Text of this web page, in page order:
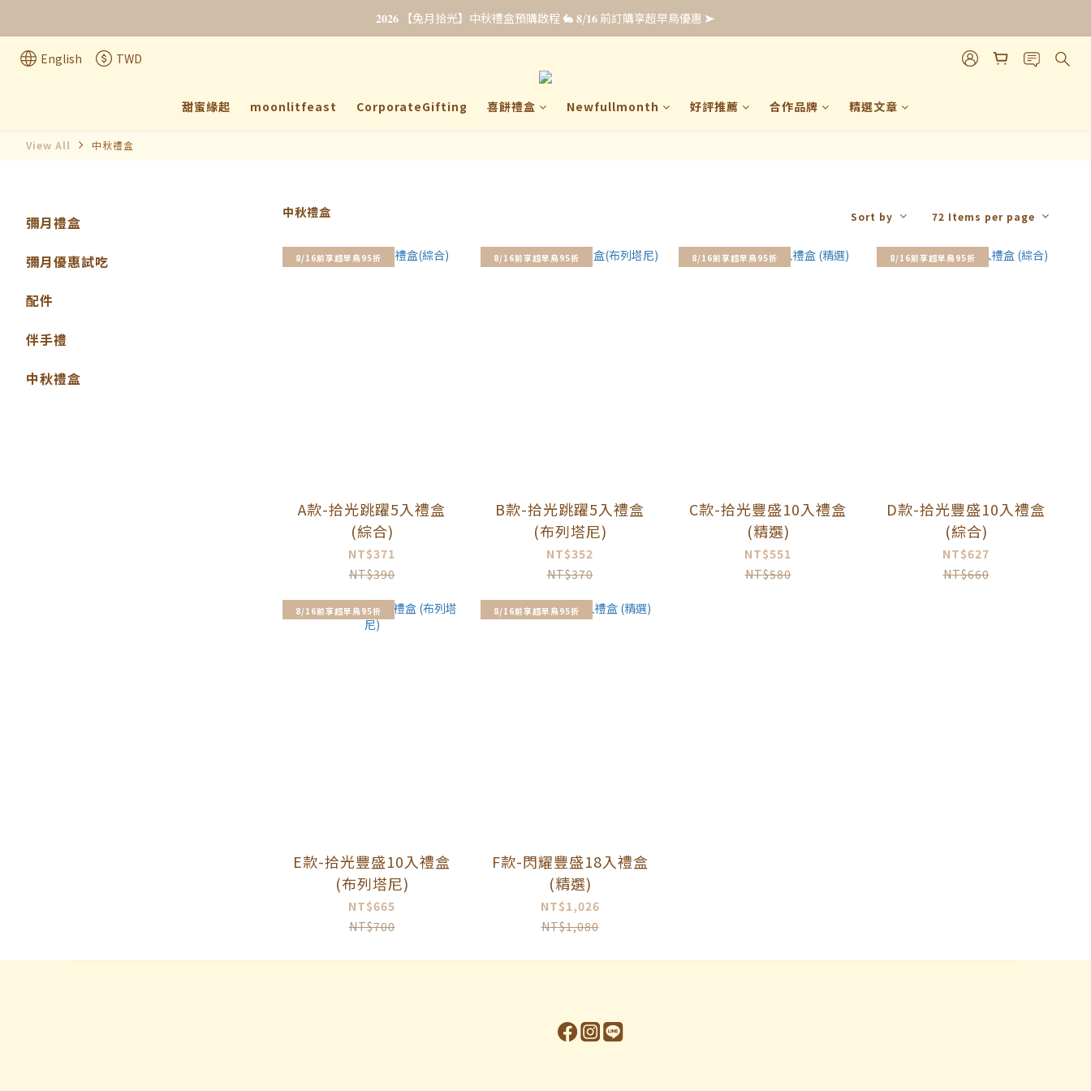
𝟐𝟎𝟐𝟔 【兔月拾光】中秋禮盒預購啟程 🐇 𝟖/𝟏𝟔 前訂購享超早鳥優惠 ➤
𝟐𝟎𝟐𝟔 【兔月拾光】中秋禮盒預購啟程 🐇 𝟖/𝟏𝟔 前訂購享超早鳥優惠 ➤
English TWD
甜蜜緣起 moonlitfeast CorporateGifting 喜餅禮盒 Newfullmonth 好評推薦 合作品牌 精選文章
View All 中秋禮盒
彌月禮盒
彌月優惠試吃
配件
伴手禮
中秋禮盒
中秋禮盒 Sort by 72 Items per page
8/16前享超早鳥95折
A款-拾光跳躍5入禮盒
(綜合)
NT$371
NT$390
8/16前享超早鳥95折
B款-拾光跳躍5入禮盒
(布列塔尼)
NT$352
NT$370
8/16前享超早鳥95折
C款-拾光豐盛10入禮盒
(精選)
NT$551
NT$580
8/16前享超早鳥95折
D款-拾光豐盛10入禮盒
(綜合)
NT$627
NT$660
8/16前享超早鳥95折
E款-拾光豐盛10入禮盒
(布列塔尼)
NT$665
NT$700
8/16前享超早鳥95折
F款-閃耀豐盛18入禮盒
(精選)
NT$1,026
NT$1,080